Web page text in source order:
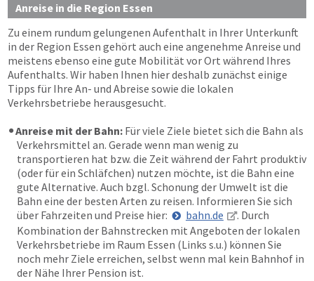
Anreise in die Region Essen
Zu einem rundum gelungenen Aufenthalt in Ihrer Unterkunft
in der Region Essen gehört auch eine angenehme Anreise und
meistens ebenso eine gute Mobilität vor Ort während Ihres
Aufenthalts. Wir haben Ihnen hier deshalb zunächst einige
Tipps für Ihre An- und Abreise sowie die lokalen
Verkehrsbetriebe herausgesucht.
Anreise mit der Bahn: Für viele Ziele bietet sich die Bahn als
Verkehrsmittel an. Gerade wenn man wenig zu
transportieren hat bzw. die Zeit während der Fahrt produktiv
(oder für ein Schläfchen) nutzen möchte, ist die Bahn eine
gute Alternative. Auch bzgl. Schonung der Umwelt ist die
Bahn eine der besten Arten zu reisen. Informieren Sie sich
über Fahrzeiten und Preise hier:
bahn.de
. Durch
Kombination der Bahnstrecken mit Angeboten der lokalen
Verkehrsbetriebe im Raum Essen (Links s.u.) können Sie
noch mehr Ziele erreichen, selbst wenn mal kein Bahnhof in
der Nähe Ihrer Pension ist.